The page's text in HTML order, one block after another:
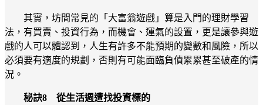
其實，坊間常見的「大富翁遊戲」算是入門的理財學習
法，有買賣、投資行為，而機會、運氣的設置，更是讓參與遊
戲的人可以體認到，人生有許多不能預期的變數和風險，所以
必須要有適度的規劃，否則有可能面臨負債累累甚至破產的情
況。
秘訣8 從生活週遭找投資標的